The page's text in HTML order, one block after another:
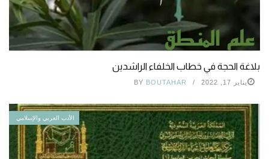
بلاغة الحجة في خطاب الخلفاء الراشدين
يناير 17, 2022 BY BOUTAHAR
الأدب العربي والإسلامي